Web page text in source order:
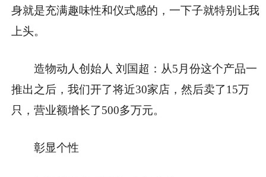
身就是充满趣味性和仪式感的，一下子就特别让我
上头。
造物动人创始人 刘国超：从5月份这个产品一
推出之后，我们开了将近30家店，然后卖了15万
只，营业额增长了500多万元。
彰显个性